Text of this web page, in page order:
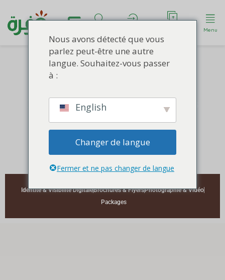
Menu
Brochures, Flyers & Catalogues
percutants pour artisans,
coopératives et marques locales
Identité & Visibilité DigitaleBrochures & FlyersPhotographie & Vidéo
Packages
Nous avons détecté que vous
parlez peut-être une autre
langue. Souhaitez-vous passer
à :
English
Changer de langue
Fermer et ne pas changer de langue